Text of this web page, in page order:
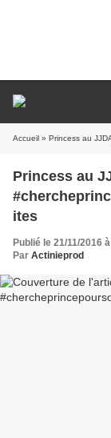
Accueil » Princess au
Princess au
ites
Publié le 21/11/2016
Par Actinieprod